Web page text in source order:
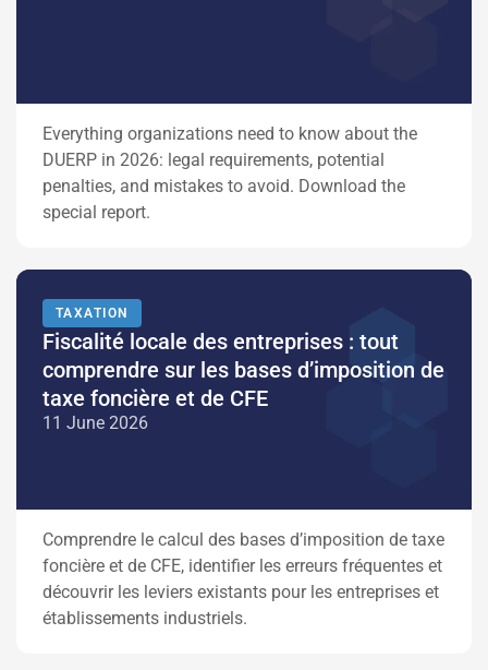
Everything organizations need to know about the
DUERP in 2026: legal requirements, potential
penalties, and mistakes to avoid. Download the
special report.
TAXATION
Fiscalité locale des entreprises : tout
comprendre sur les bases d’imposition de
taxe foncière et de CFE
11 June 2026
Comprendre le calcul des bases d’imposition de taxe
foncière et de CFE, identifier les erreurs fréquentes et
découvrir les leviers existants pour les entreprises et
établissements industriels.